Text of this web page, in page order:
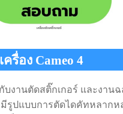
รื่อง Cameo 4
งานตัดสติ๊กเกอร์ และงานฉ
รูปแบบการตัดไดคัทหลากห